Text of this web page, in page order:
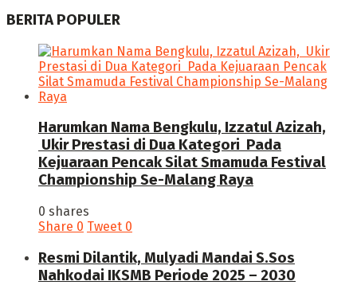
BERITA POPULER
Harumkan Nama Bengkulu, Izzatul Azizah,
Ukir Prestasi di Dua Kategori Pada
Kejuaraan Pencak Silat Smamuda Festival
Championship Se-Malang Raya
0 shares
Share 0 Tweet 0
Resmi Dilantik, Mulyadi Mandai S.Sos
Nahkodai IKSMB Periode 2025 – 2030